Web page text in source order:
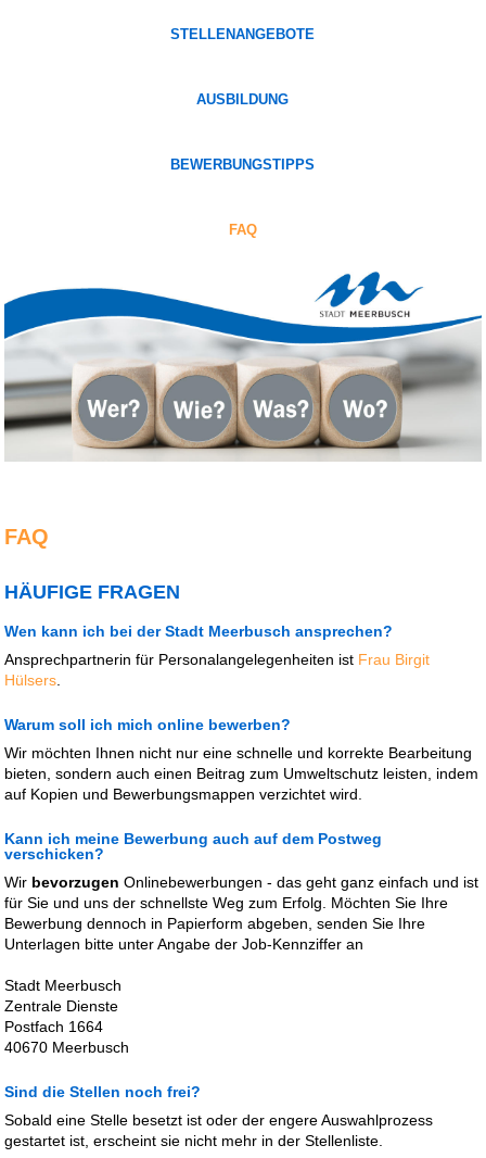
STELLENANGEBOTE
AUSBILDUNG
BEWERBUNGSTIPPS
FAQ
FAQ
HÄUFIGE FRAGEN
Wen kann ich bei der Stadt Meerbusch ansprechen?
Ansprechpartnerin für Personalangelegenheiten ist Frau Birgit
Hülsers
Warum soll ich mich online bewerben?
Wir möchten Ihnen nicht nur eine schnelle und korrekte Bearbeitung
bieten, sondern auch einen Beitrag zum Umweltschutz leisten, indem
auf Kopien und Bewerbungsmappen verzichtet wird.
Kann ich meine Bewerbung auch auf dem Postweg
verschicken?
Wir bevorzugenOnlinebewerbungen - das geht ganz einfach und ist
für Sie und uns der schnellste Weg zum Erfolg. Möchten Sie Ihre
Bewerbung dennoch in Papierform abgeben, senden Sie Ihre
Unterlagen bitte unter Angabe der Job-Kennziffer an
Stadt Meerbusch
Zentrale Dienste
Postfach 1664
40670 Meerbusch
Sind die Stellen noch frei?
Sobald eine Stelle besetzt ist oder der engere Auswahlprozess
gestartet ist, erscheint sie nicht mehr in der Stellenliste.